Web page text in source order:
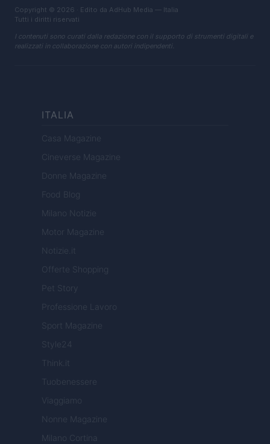
Copyright © 2026 · Edito da AdHub Media — Italia
Tutti i diritti riservati
I contenuti sono curati dalla redazione con il supporto di strumenti digitali e
realizzati in collaborazione con autori indipendenti.
ITALIA
Casa Magazine
Cineverse Magazine
Donne Magazine
Food Blog
Milano Notizie
Motor Magazine
Notizie.it
Offerte Shopping
Pet Story
Professione Lavoro
Sport Magazine
Style24
Think.it
Tuobenessere
Viaggiamo
Nonne Magazine
Milano Cortina